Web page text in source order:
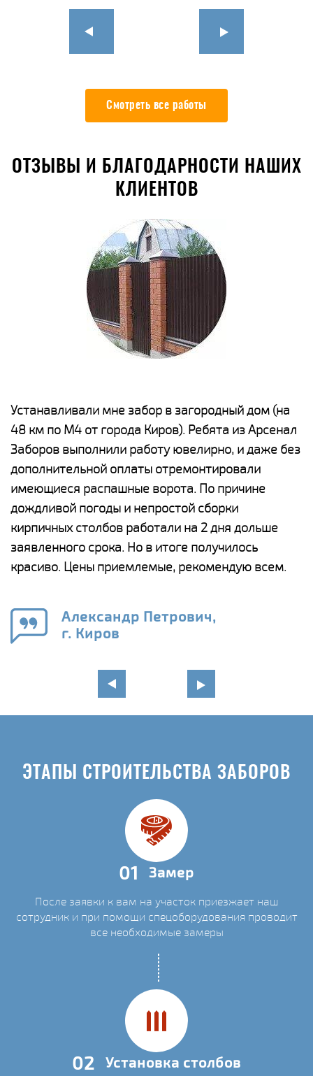
Смотреть все работы
ОТЗЫВЫ И БЛАГОДАРНОСТИ НАШИХ
КЛИЕНТОВ
Устанавливали мне забор в загородный дом (на
48 км по М4 от города Киров). Ребята из Арсенал
Заборов выполнили работу ювелирно, и даже без
дополнительной оплаты отремонтировали
имеющиеся распашные ворота. По причине
дождливой погоды и непростой сборки
кирпичных столбов работали на 2 дня дольше
заявленного срока. Но в итоге получилось
красиво. Цены приемлемые, рекомендую всем.
Александр Петрович,
г. Киров
ЭТАПЫ СТРОИТЕЛЬСТВА ЗАБОРОВ
01 Замер
После заявки к вам на участок приезжает наш
сотрудник и при помощи спецоборудования проводит
все необходимые замеры
02 Установка столбов